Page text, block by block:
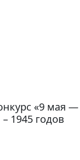
«9 мая
1945 годов